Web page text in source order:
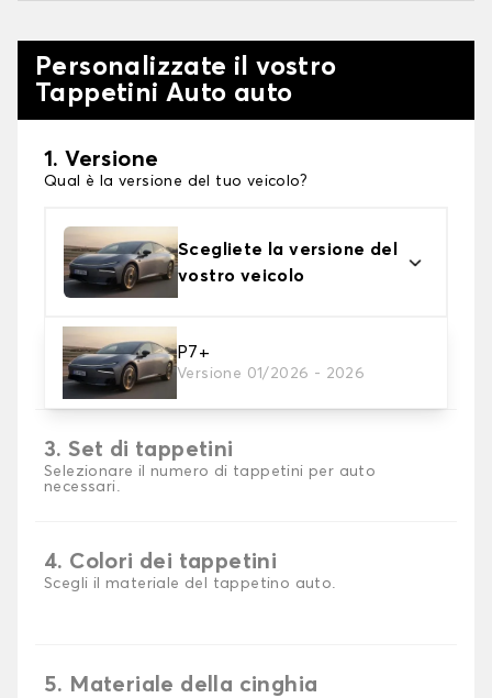
Personalizzate il vostro
Tappetini Auto auto
1. Versione
Qual è la versione del tuo veicolo?
Scegliete la versione del
vostro veicolo
P7+
Versione 01/2026 - 2026
2. Materiale
Scegli il materiale del tappetini auto
3. Set di tappetini
Selezionare il numero di tappetini per auto
necessari.
4. Colori dei tappetini
Scegli il materiale del tappetino auto.
5. Materiale della cinghia